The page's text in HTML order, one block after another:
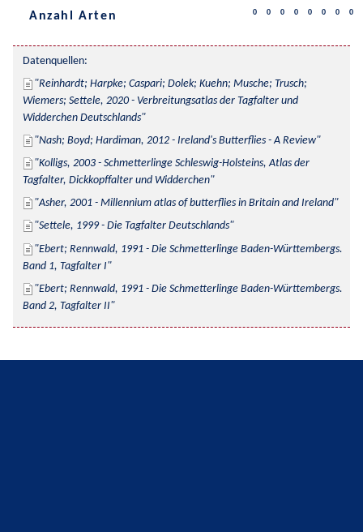
Anzahl Arten 0 0 0 0 0 0 0 0
Datenquellen:
Reinhardt; Harpke; Caspari; Dolek; Kuehn; Musche; Trusch;
Wiemers; Settele, 2020 - Verbreitungsatlas der Tagfalter und
Widderchen Deutschlands
Nash; Boyd; Hardiman, 2012 - Ireland's Butterflies - A Review
Kolligs, 2003 - Schmetterlinge Schleswig-Holsteins, Atlas der
Tagfalter, Dickkopffalter und Widderchen
Asher, 2001 - Millennium atlas of butterflies in Britain and Ireland
Settele, 1999 - Die Tagfalter Deutschlands
Ebert; Rennwald, 1991 - Die Schmetterlinge Baden-Württembergs.
Band 1, Tagfalter I
Ebert; Rennwald, 1991 - Die Schmetterlinge Baden-Württembergs.
Band 2, Tagfalter II